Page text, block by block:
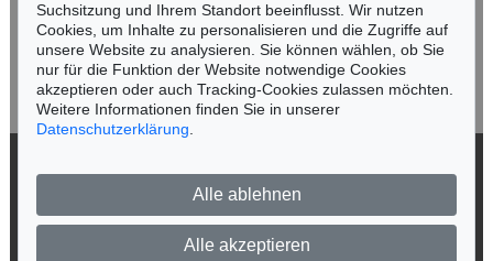
Jetzt zum Newsletter anmelden >
Impressum
Suchsitzung und Ihrem Standort beeinflusst. Wir nutzen
Cookies, um Inhalte zu personalisieren und die Zugriffe auf
unsere Website zu analysieren. Sie können wählen, ob Sie
nur für die Funktion der Website notwendige Cookies
akzeptieren oder auch Tracking-Cookies zulassen möchten.
Weitere Informationen finden Sie in unserer
Datenschutzerklärung
Alle ablehnen
Alle akzeptieren